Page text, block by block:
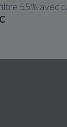
55% avec